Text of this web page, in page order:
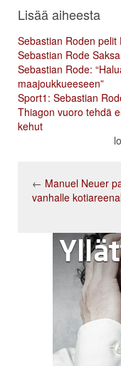
Lisää aiheesta
Sebastian Roden
Sebastian Rode
Sebastian Rode:
maajoukkueeseen”
Sport1: Sebastian
Thiagon vuoro tehdä
kehut
← Manuel Neuer
vanhalle